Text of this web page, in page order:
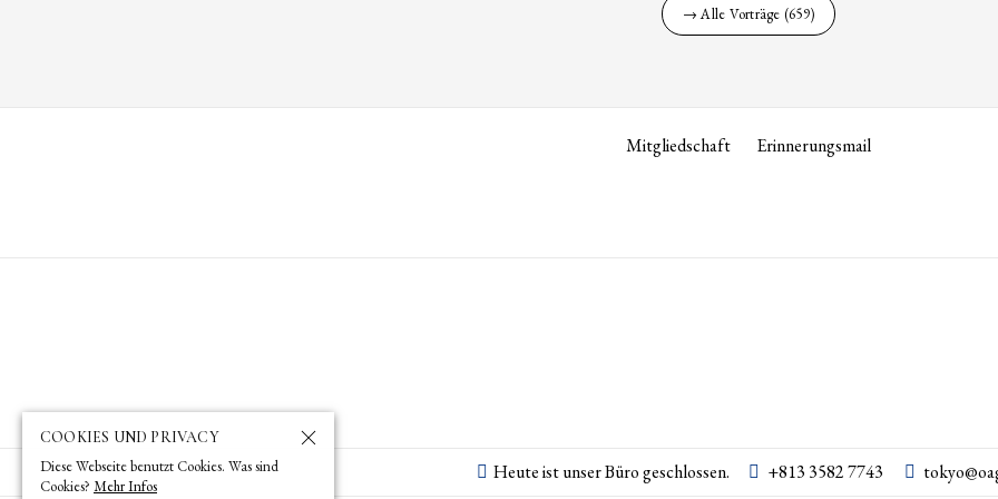
→ Alle Vorträge (659)
Mitgliedschaft Erinnerungsmail
Heute ist unser Büro geschlossen. +813 3582 7743
COOKIES UND PRIVACY
Diese Webseite benutzt Cookies. Was sind
Cookies? Mehr Infos